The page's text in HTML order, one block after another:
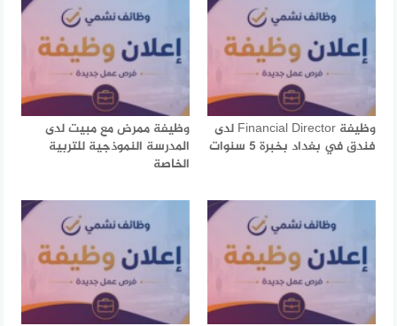
وظيفة Financial Director لدى
فندق في بغداد بخبرة 5 سنوات
وظيفة ممرض مع مبيت لدى
المدرسة النموذجية للتربية
الخاصة